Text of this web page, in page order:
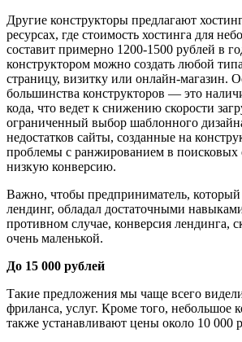
Другие конструкторы предлагают
ресурсах, где стоимость хостинга для
составит примерно 1200-1500 рублей в
конструктором можно создать любой
страницу, визитку или онлайн-магазин.
большинства конструкторов — это
кода, что ведет к снижению скорости
ограниченный выбор шаблонного
недостатков сайты, созданные на
проблемы с ранжированием в поисковых
низкую конверсию.
Важно, чтобы предприниматель, который
лендинг, обладал достаточными
противном случае, конверсия лендинга,
очень маленькой.
До 15 000 рублей
Такие предложения мы чаще всего
фриланса, услуг. Кроме того, небольшое
также устанавливают цены около 10 000